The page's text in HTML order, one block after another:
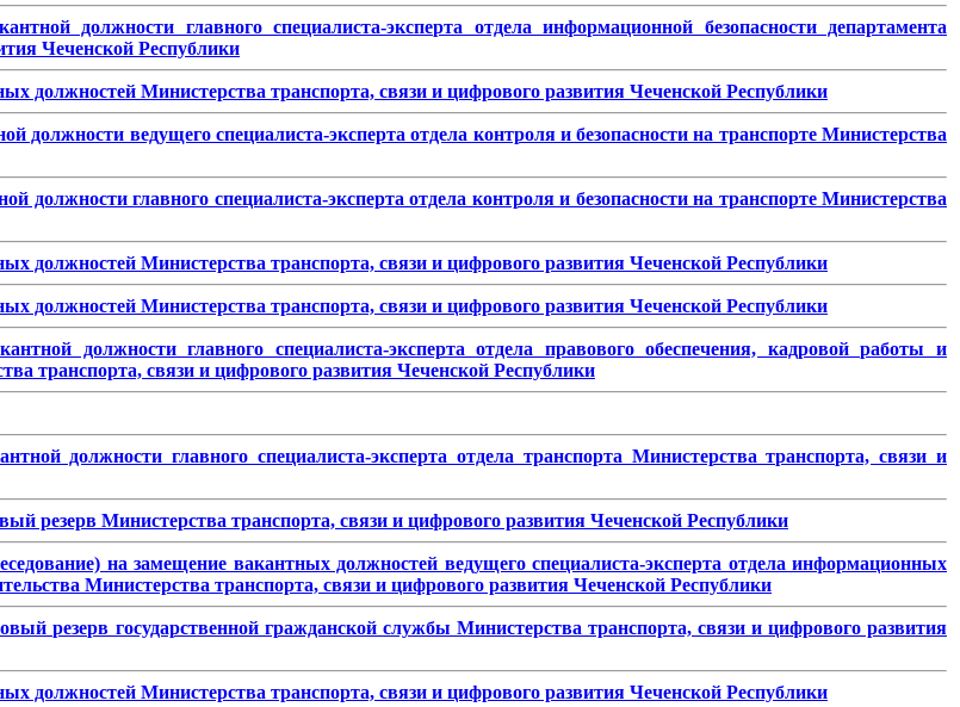
должности главного специалиста-эксперта отдела информационной безопасности департамента
Чеченской Республики
должностей Министерства транспорта, связи и цифрового развития Чеченской Республики
должности ведущего специалиста-эксперта отдела контроля и безопасности на транспорте Министерства
должности главного специалиста-эксперта отдела контроля и безопасности на транспорте Министерства
должностей Министерства транспорта, связи и цифрового развития Чеченской Республики
должностей Министерства транспорта, связи и цифрового развития Чеченской Республики
должности главного специалиста-эксперта отдела правового обеспечения, кадровой работы и
транспорта, связи и цифрового развития Чеченской Республики
должности главного специалиста-эксперта отдела транспорта Министерства транспорта, связи и
резерв Министерства транспорта, связи и цифрового развития Чеченской Республики
на замещение вакантных должностей ведущего специалиста-эксперта отдела информационных
Министерства транспорта, связи и цифрового развития Чеченской Республики
резерв государственной гражданской службы Министерства транспорта, связи и цифрового развития
должностей Министерства транспорта, связи и цифрового развития Чеченской Республики